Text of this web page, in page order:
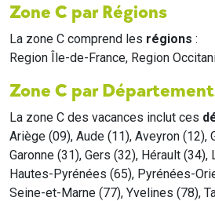
Zone C par Régions
La zone C comprend les régions :
Region Île-de-France, Region
Zone C par
La zone C des vacances inclut ces
Ariège (09), Aude (11), Aveyron (12),
Garonne (31), Gers (32), Hérault
Hautes-Pyrénées (65), Pyrénées-
Seine-et-Marne (77), Yvelines (78),